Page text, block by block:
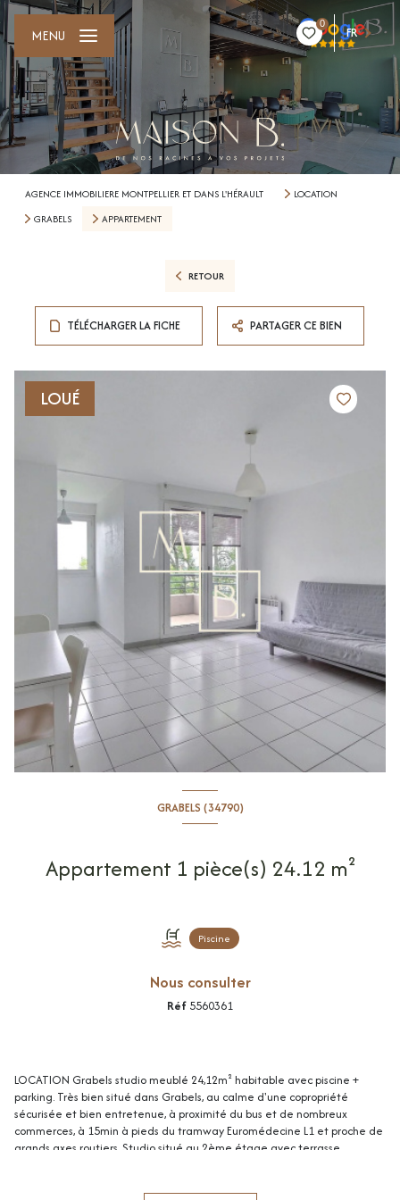
0
FR
MENU
AGENCE IMMOBILIERE MONTPELLIER ET DANS L'HÉRAULT
LOCATION
GRABELS
APPARTEMENT
RETOUR
TÉLÉCHARGER LA FICHE PARTAGER CE BIEN
LOUÉ
GRABELS (34790)
Appartement 1 pièce(s) 24.12 m²
Piscine
Nous consulter
Réf 5560361
LOCATION Grabels studio meublé 24,12m² habitable avec piscine +
parking. Très bien situé dans Grabels, au calme d'une copropriété
sécurisée et bien entretenue, à proximité du bus et de nombreux
commerces, à 15min à pieds du tramway Euromédecine L1 et proche de
grands axes routiers. Studio situé au 2ème étage avec terrasse